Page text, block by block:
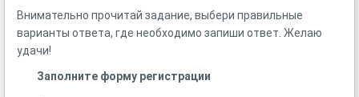
Внимательно прочитай задание, выбери правильные
варианты ответа, где необходимо запиши ответ. Желаю
удачи!
Заполните форму регистрации